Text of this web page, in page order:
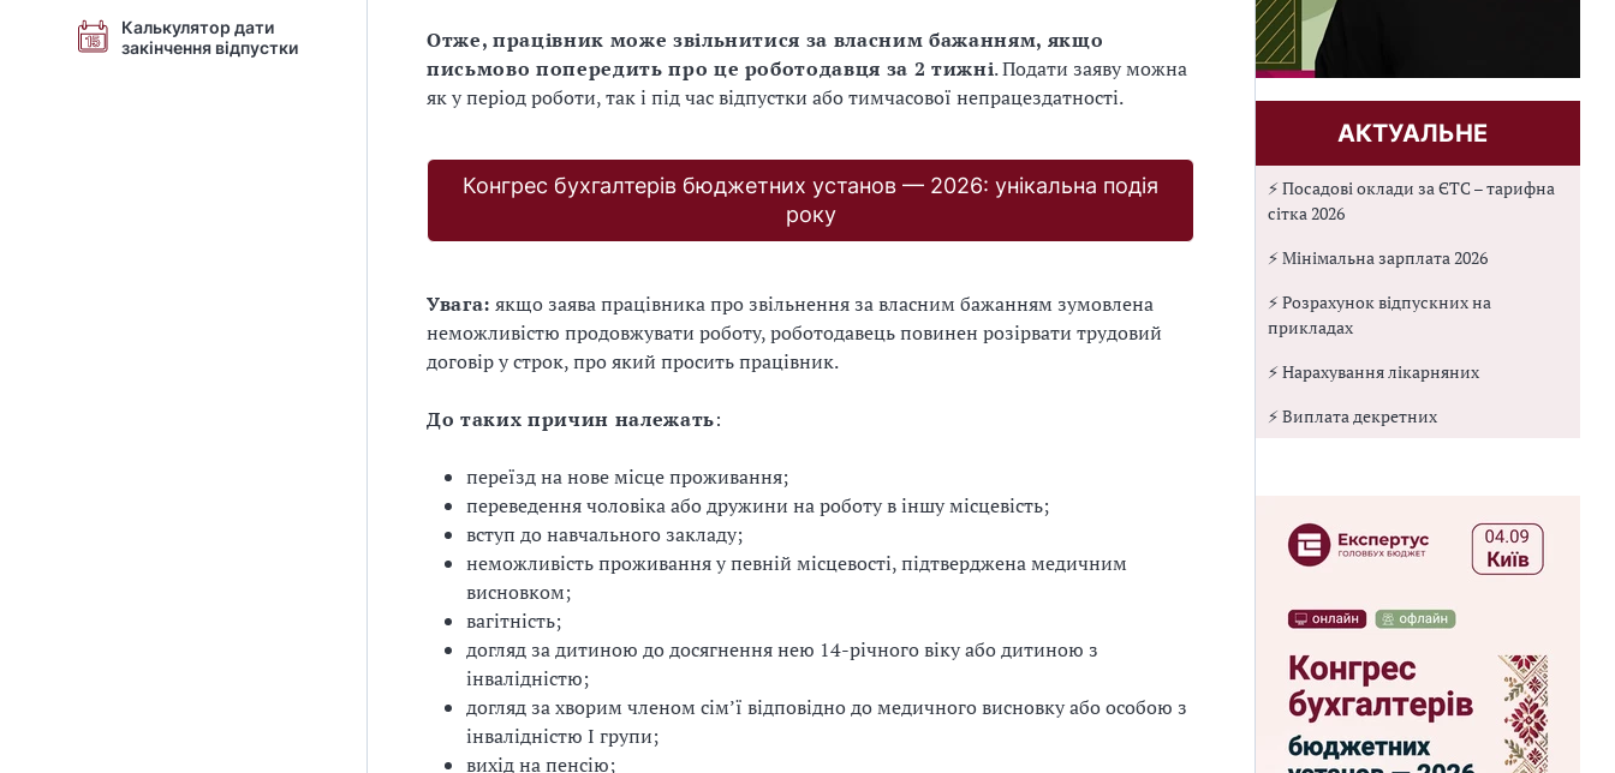
Калькулятор дати
закінчення відпустки
Отже, працівник може звільнитися за власним бажанням, якщо
письмово попередить про це роботодавця за 2 тижні. Подати заяву можна
як у період роботи, так і під час відпустки або тимчасової непрацездатності.
Конгрес бухгалтерів бюджетних установ — 2026: унікальна подія
року
Увага: якщо заява працівника про звільнення за власним бажанням зумовлена
неможливістю продовжувати роботу, роботодавець повинен розірвати трудовий
договір у строк, про який просить працівник.
До таких причин належать:
переїзд на нове місце проживання;
переведення чоловіка або дружини на роботу в іншу місцевість;
вступ до навчального закладу;
неможливість проживання у певній місцевості, підтверджена медичним
висновком;
вагітність;
догляд за дитиною до досягнення нею 14-річного віку або дитиною з
інвалідністю;
догляд за хворим членом сім’ї відповідно до медичного висновку або особою з
інвалідністю I групи;
вихід на пенсію;
АКТУАЛЬНЕ
⚡ Посадові оклади за ЄТС – тарифна
сітка 2026
⚡ Мінімальна зарплата 2026
⚡ Розрахунок відпускних на
прикладах
⚡ Нарахування лікарняних
⚡ Виплата декретних